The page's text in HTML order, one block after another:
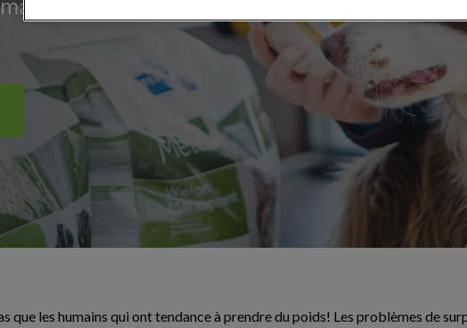
vers un poids
que les humains qui ont tendance à prendre du poids! Les problèmes de